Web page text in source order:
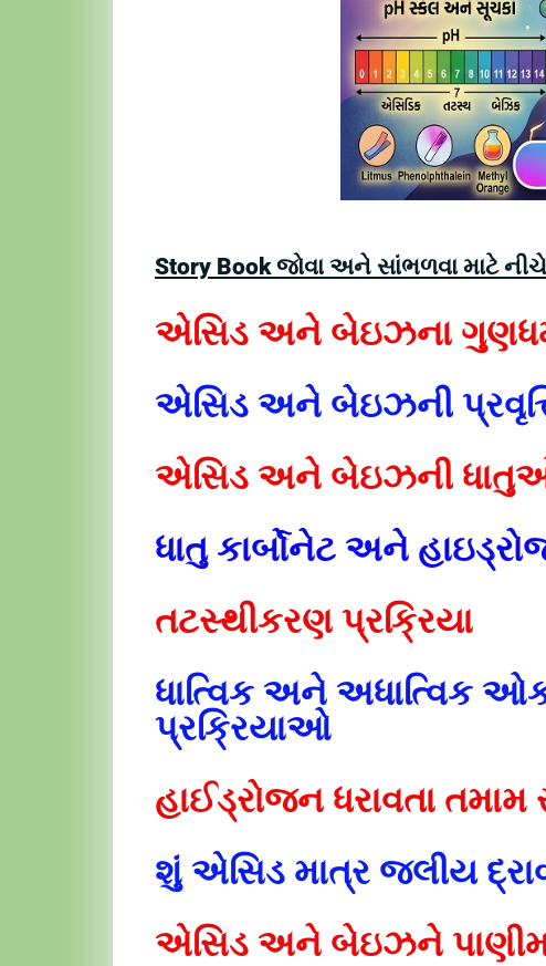
Story Book જોવા અને સાંભળવા માટે
એસિડ અને બેઇઝના
એસિડ અને બેઇઝની
એસિડ અને બેઇઝની
ધાતુ કાર્બોનેટ અને
તટસ્થીકરણ પ્રક્રિયા
ધાત્વિક અને અધાત્વિક
પ્રક્રિયાઓ
હાઈડ્રોજન ધરાવતા
શું એસિડ માત્ર જલીય
એસિડ અને બેઇઝને પાણીમાં